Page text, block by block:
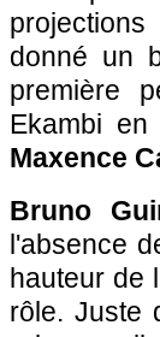
donné un
première
Ekambi
Maxence
Bruno
l'absence
hauteur de
rôle. Juste